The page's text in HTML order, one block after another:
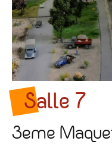
Salle 7
3eme